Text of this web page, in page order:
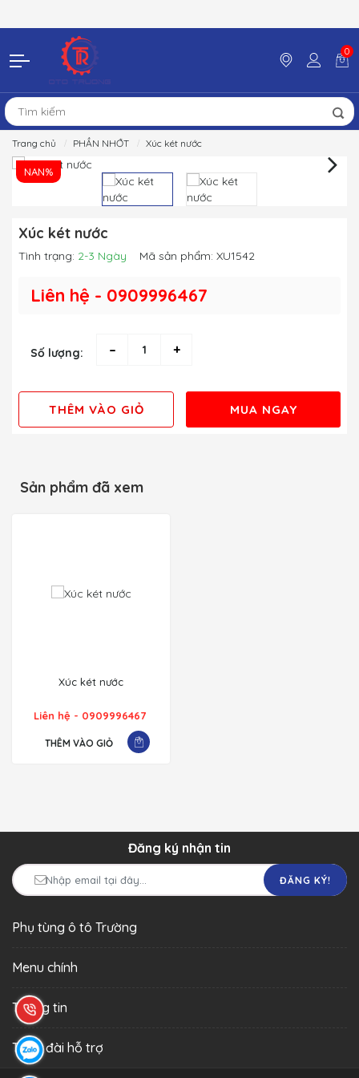
0
Trang chủ PHẦN NHỚT Xúc két nước
NAN%
Xúc két nước
Tình trạng: 2-3 Ngày Mã sản phẩm: XU1542
Liên hệ - 0909996467
Số lượng: – +
THÊM VÀO GIỎ MUA NGAY
Sản phẩm đã xem
Xúc két nước
Liên hệ - 0909996467
THÊM VÀO GIỎ
Đăng ký nhận tin
ĐĂNG KÝ!
Phụ tùng ô tô Trường
Menu chính
Thông tin
Tổng đài hỗ trợ